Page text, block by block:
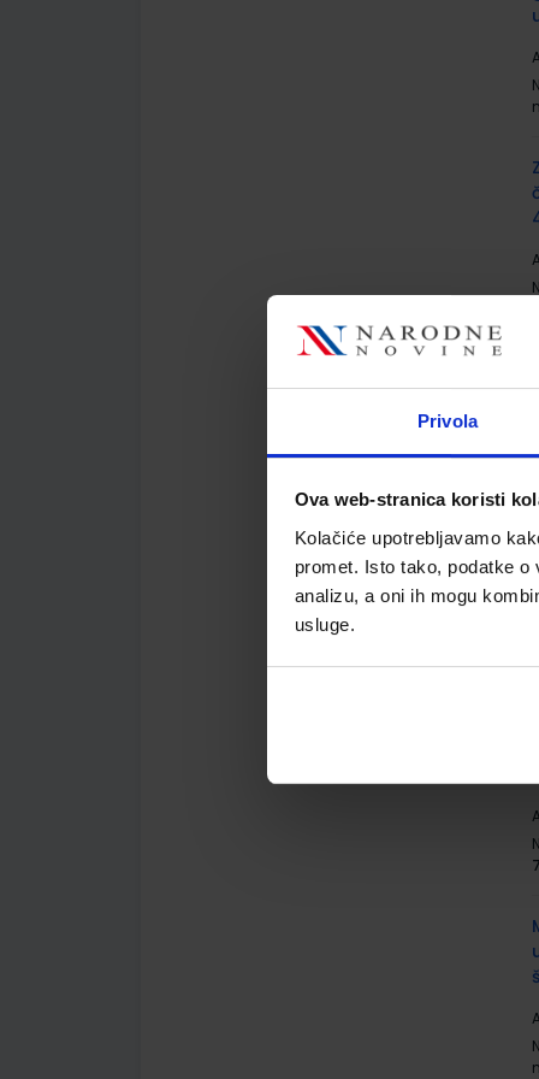
Privola
Ova web-stranica koristi
Kolačiće upotrebljavamo
promet. Isto tako, podatke
analizu, a oni ih mogu
usluge.